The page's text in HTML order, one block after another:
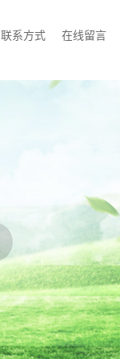
联系方式 在线留言